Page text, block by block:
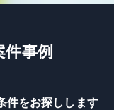
件事例
件をお探しします